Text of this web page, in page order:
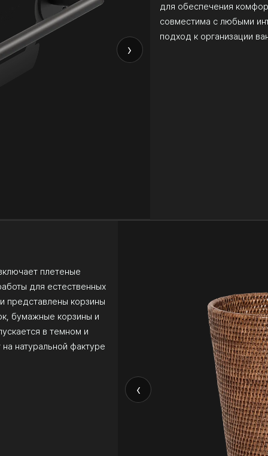
›
для обеспечения
совместима с любыми
подход к организации
‹
плетеные
для естественных
представлены корзины
бумажные корзины и
в темном и
натуральной фактуре